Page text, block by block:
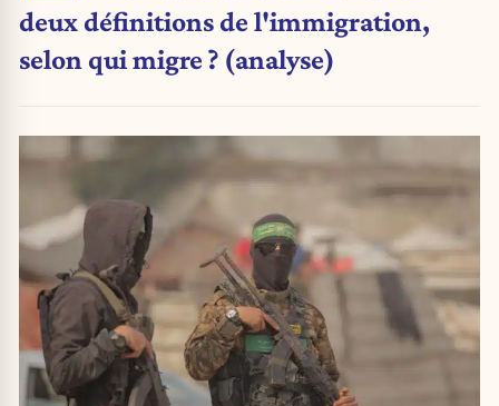
deux définitions de l'immigration,
selon qui migre ? (analyse)